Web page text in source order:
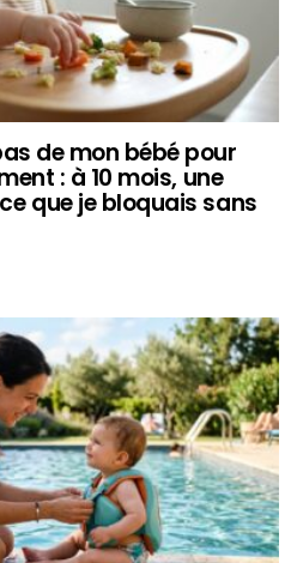
de mon bébé pour
: à 10 mois, une
que je bloquais sans